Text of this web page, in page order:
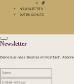
NEWSLETTER
DATENSCHUTZ
Newsletter
Deine Business Besties im Postfach.